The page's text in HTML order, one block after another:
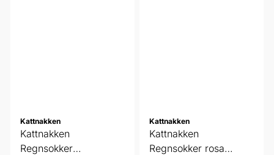
Kattnakken
Kattnakken
Regnsokker
Kattnakken
Kattnakken
Regnsokker rosa